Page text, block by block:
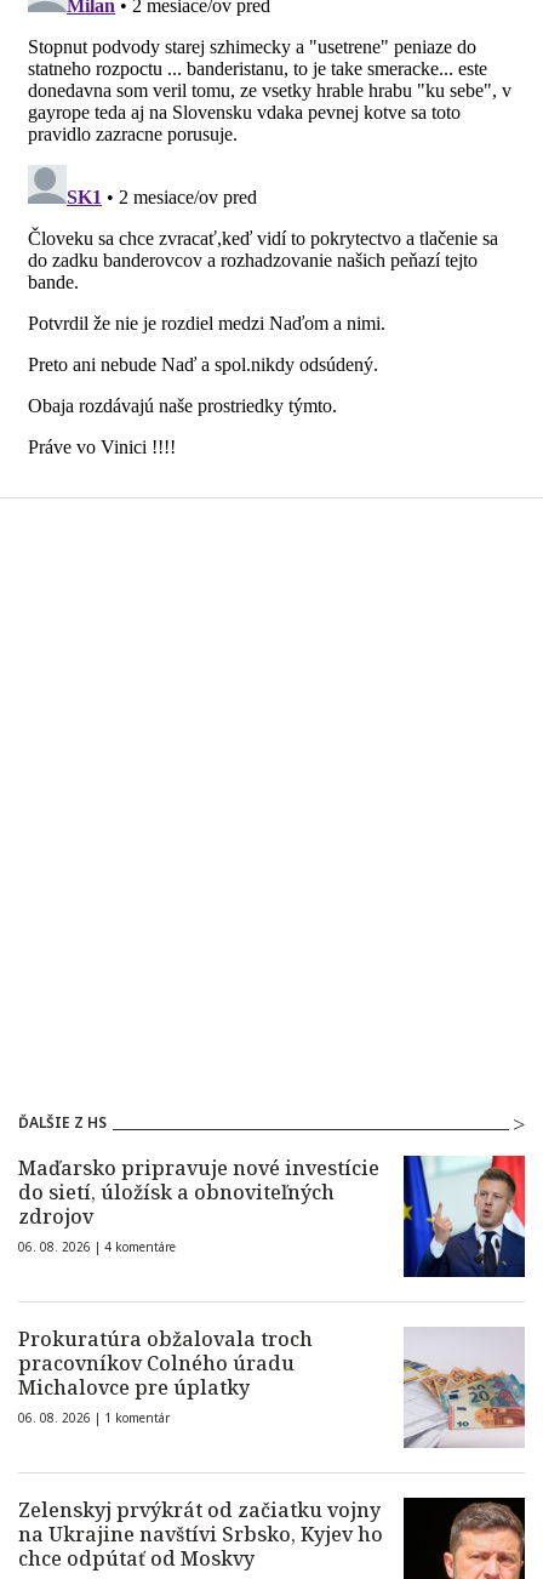
ĎALŠIE Z HS
Maďarsko pripravuje nové investície
do sietí, úložísk a obnoviteľných
zdrojov
06. 08. 2026 | 4 komentáre
Prokuratúra obžalovala troch
pracovníkov Colného úradu
Michalovce pre úplatky
06. 08. 2026 | 1 komentár
Zelenskyj prvýkrát od začiatku vojny
na Ukrajine navštívi Srbsko, Kyjev ho
chce odpútať od Moskvy